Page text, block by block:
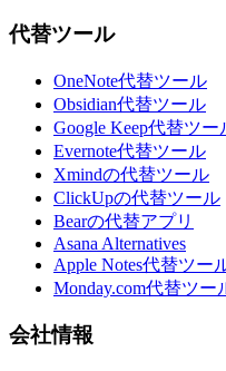
代替ツール
OneNote代替ツール
Obsidian代替ツール
Google Keep代替ツー
Evernote代替ツール
Xmindの代替ツール
ClickUpの代替ツール
Bearの代替アプリ
Asana Alternatives
Apple Notes代替ツー
Monday.com代替ツー
会社情報